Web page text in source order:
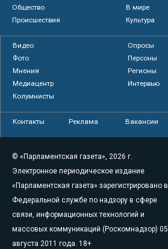
Общество
В мире
Происшествия
Культура
Видео
Опросы
Фото
Персоны
Мнения
Регионы
Медиацентр
Интервью
Колумнисты
Контакты Реклама Вакансии
© «Парламентская газета», 2026 г.
Электронное периодическое издание
«Парламентская газета» зарегистрировано в
Федеральной службе по надзору в сфере
связи, информационных технологий и
массовых коммуникаций (Роскомнадзор) 05
августа 2011 года. 18+